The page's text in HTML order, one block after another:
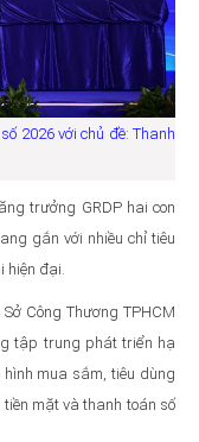
2026 với chủ đề: Thanh
trưởng GRDP hai con
gắn với nhiều chỉ tiêu
đại.
Công Thương TPHCM
tập trung phát triển hạ
mua sắm, tiêu dùng
mặt và thanh toán số